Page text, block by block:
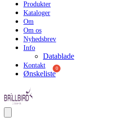
Produkter
Kataloger
Om
Om os
Nyhedsbrev
Info
Datablade
Kontakt
Ønskeliste